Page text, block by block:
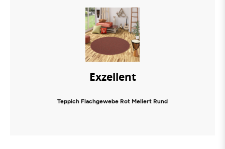
Exzellent
Teppich Flachgewebe Rot Meliert Rund